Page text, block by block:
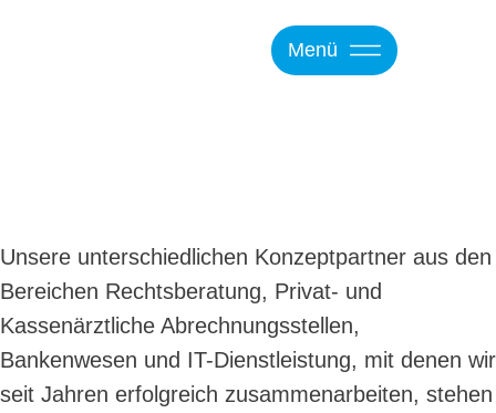
Menü
Unsere unterschiedlichen Konzeptpartner aus den
Bereichen Rechtsberatung, Privat- und
Kassenärztliche Abrechnungsstellen,
Bankenwesen und IT-Dienstleistung, mit denen wir
seit Jahren erfolgreich zusammenarbeiten, stehen